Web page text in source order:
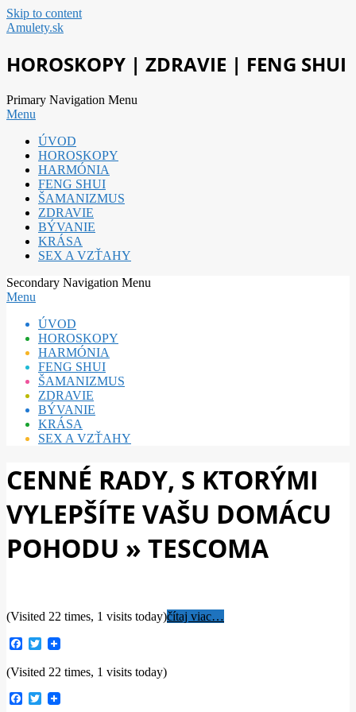
Skip to content
Amulety.sk
HOROSKOPY | ZDRAVIE | FENG SHUI
Primary Navigation Menu
Menu
ÚVOD
HOROSKOPY
HARMÓNIA
FENG SHUI
ŠAMANIZMUS
ZDRAVIE
BÝVANIE
KRÁSA
SEX A VZŤAHY
Secondary Navigation Menu
Menu
ÚVOD
HOROSKOPY
HARMÓNIA
FENG SHUI
ŠAMANIZMUS
ZDRAVIE
BÝVANIE
KRÁSA
SEX A VZŤAHY
CENNÉ RADY, S KTORÝMI
VYLEPŠÍTE VAŠU DOMÁCU
POHODU » TESCOMA
(Visited 22 times, 1 visits today)čítaj viac…
Facebook
Twitter
(Visited 22 times, 1 visits today)
Facebook
Twitter